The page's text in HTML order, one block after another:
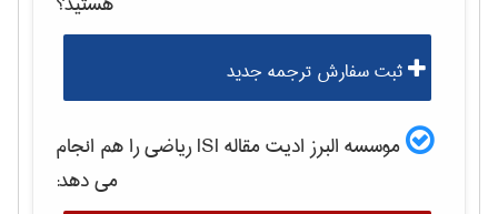
ثبت سفارش ترجمه جدید
موسسه البرز ادیت مقاله ISI رياضیرا هم انجام
می دهد: